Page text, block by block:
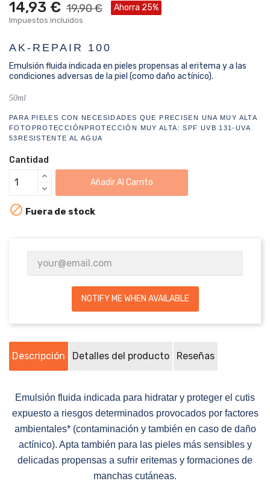
14,93 € 19,90 € Ahorra 25%
Impuestos incluidos
AK-REPAIR 100
Emulsión fluida indicada en pieles propensas al eritema y a las
condiciones adversas de la piel (como daño actínico).
50ml
PARA PIELES CON NECESIDADES QUE PRECISEN UNA MUY ALTA
FOTOPROTECCIÓN PROTECCIÓN MUY ALTA: SPF UVB 131-UVA
53 RESISTENTE AL AGUA
Cantidad
Añadir Al Carrito
 Fuera de stock
NOTIFY ME WHEN AVAILABLE
Descripción Detalles del producto Reseñas
Emulsión fluida indicada para hidratar y proteger el cutis
expuesto a riesgos determinados provocados por factores
ambientales* (contaminación y también en caso de daño
actínico). Apta también para las pieles más sensibles y
delicadas propensas a sufrir eritemas y formaciones de
manchas cutáneas.